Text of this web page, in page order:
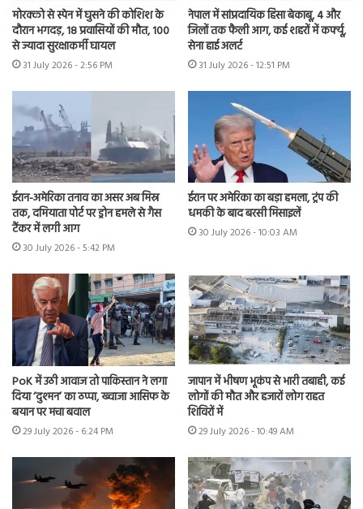
मोरक्को से स्पेन में घुसने की कोशिश के
दौरान भगदड़, 18 प्रवासियों की मौत, 100
से ज्यादा सुरक्षाकर्मी घायल
31 July 2026 - 2:56 PM
नेपाल में सांप्रदायिक हिंसा बेकाबू, 4 और
जिलों तक फैली आग, कई शहरों में कर्फ्यू,
सेना हाई अलर्ट
31 July 2026 - 12:51 PM
ईरान-अमेरिका तनाव का असर अब मिस्र
तक, दमियाता पोर्ट पर ड्रोन हमले से गैस
टैंकर में लगी आग
30 July 2026 - 5:42 PM
ईरान पर अमेरिका का बड़ा हमला, ट्रंप की
धमकी के बाद बरसी मिसाइलें
30 July 2026 - 10:03 AM
PoK में उठी आवाज तो पाकिस्तान ने लगा
दिया ‘दुश्मन’ का ठप्पा, ख्वाजा आसिफ के
बयान पर मचा बवाल
29 July 2026 - 6:24 PM
जापान में भीषण भूकंप से भारी तबाही, कई
लोगों की मौत और हजारों लोग राहत
शिविरों में
29 July 2026 - 10:49 AM